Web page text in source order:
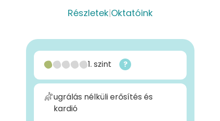
Részletek|Oktatóink
1. szint ?
ugrálás nélküli erősítés és
kardió